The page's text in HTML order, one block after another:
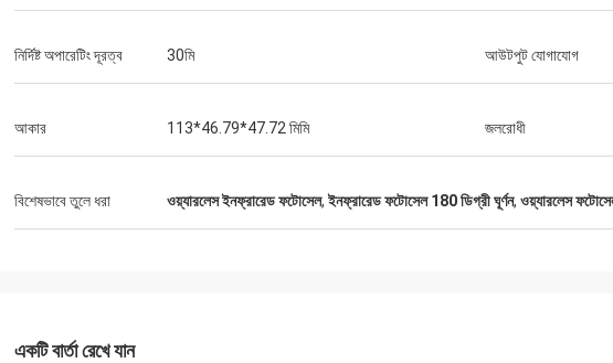
করেছে (এটি পরবর্তী 10 বছর ধরে ধরে ধরে থাকবে)
নির্দিষ্ট অপারেটিং দূরত্ব 30মি আউটপুট যোগাযোগ
আকার 113*46.79*47.72 মিমি জলরোধী
বিশেষভাবে তুলে ধরা ওয়্যারলেস ইনফ্রারেড ফটোসেল,ইনফ্রারেড ফটোসেল 180 ডিগ্রী ঘূর্ণন, ওয়্যারলেস
একটি বার্তা রেখে যান